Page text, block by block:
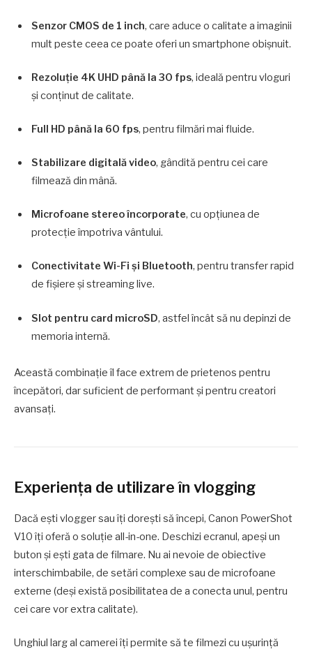
Senzor CMOS de 1 inch, care aduce o calitate a imaginii
mult peste ceea ce poate oferi un smartphone obișnuit.
Rezoluție 4K UHD până la 30 fps, ideală pentru vloguri
și conținut de calitate.
Full HD până la 60 fps, pentru filmări mai fluide.
Stabilizare digitală video, gândită pentru cei care
filmează din mână.
Microfoane stereo încorporate, cu opțiunea de
protecție împotriva vântului.
Conectivitate Wi-Fi și Bluetooth, pentru transfer rapid
de fișiere și streaming live.
Slot pentru card microSD, astfel încât să nu depinzi de
memoria internă.
Această combinație îl face extrem de prietenos pentru
începători, dar suficient de performant și pentru creatori
avansați.
Experiența de utilizare în vlogging
Dacă ești vlogger sau îți dorești să începi, Canon PowerShot
V10 îți oferă o soluție all-in-one. Deschizi ecranul, apeși un
buton și ești gata de filmare. Nu ai nevoie de obiective
interschimbabile, de setări complexe sau de microfoane
externe (deși există posibilitatea de a conecta unul, pentru
cei care vor extra calitate).
Unghiul larg al camerei îți permite să te filmezi cu ușurință